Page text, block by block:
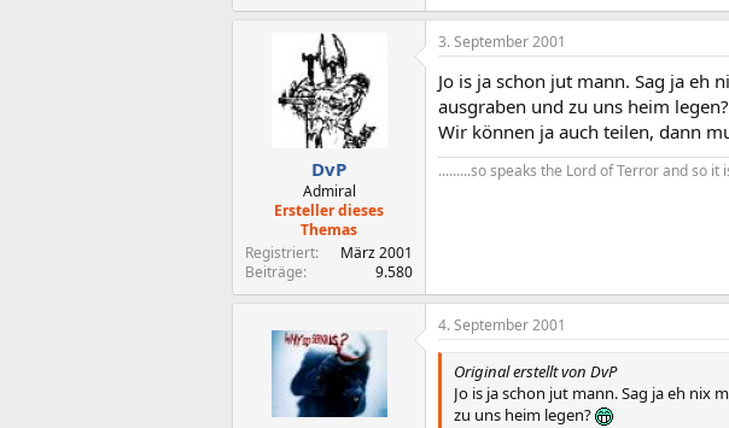
DvP
Admiral
Ersteller dieses
Themas
Registriert
März 2001
Beiträge
9.580
3. September 2001
Jo is ja schon jut mann. Sag ja eh
ausgraben und zu uns heim legen?
Wir können ja auch teilen, dann
.........so speaks the Lord of Terror and so it
4. September 2001
Original erstellt von DvP
Jo is ja schon jut mann. Sag ja eh nix
zu uns heim legen?